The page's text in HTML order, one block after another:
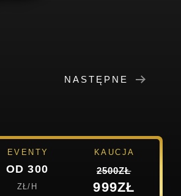
NASTĘPNE
EVENTY
OD 300
ZŁ/H
KAUCJA
2500ZŁ
999ZŁ